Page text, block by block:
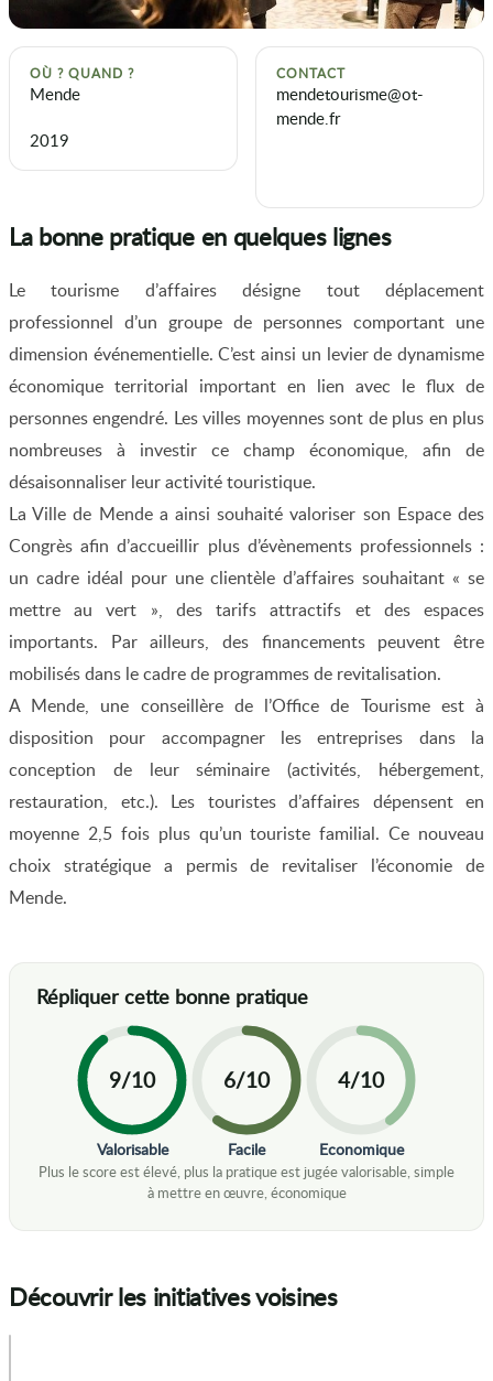
OÙ ? QUAND ?
Mende
2019
CONTACT
mendetourisme@ot-
mende.fr
La bonne pratique en quelques lignes
Le tourisme d’affaires désigne tout déplacement
professionnel d’un groupe de personnes comportant une
dimension événementielle. C’est ainsi un levier de dynamisme
économique territorial important en lien avec le flux de
personnes engendré. Les villes moyennes sont de plus en plus
nombreuses à investir ce champ économique, afin de
désaisonnaliser leur activité touristique.
La Ville de Mende a ainsi souhaité valoriser son Espace des
Congrès afin d’accueillir plus d’évènements professionnels :
un cadre idéal pour une clientèle d’affaires souhaitant « se
mettre au vert », des tarifs attractifs et des espaces
importants. Par ailleurs, des financements peuvent être
mobilisés dans le cadre de programmes de revitalisation.
A Mende, une conseillère de l’Office de Tourisme est à
disposition pour accompagner les entreprises dans la
conception de leur séminaire (activités, hébergement,
restauration, etc.). Les touristes d’affaires dépensent en
moyenne 2,5 fois plus qu’un touriste familial. Ce nouveau
choix stratégique a permis de revitaliser l’économie de
Mende.
9/10
Valorisable
6/10
Facile
4/10
Economique
Découvrir les initiatives voisines